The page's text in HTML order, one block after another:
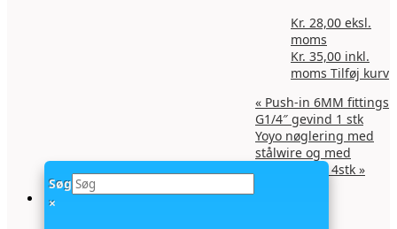
Kr. 28,00 eksl.
moms
Kr. 35,00 inkl.
moms Tilføj kurv
« Push-in 6MM fittings
G1/4″ gevind 1 stk
Yoyo nøglering med
stålwire og med
karabinklips 4stk »
Søg
×